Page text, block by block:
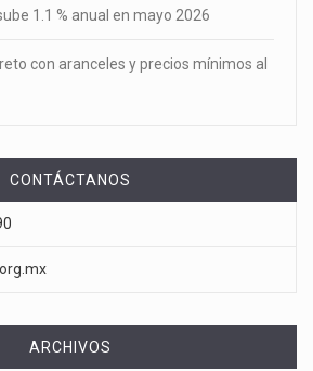
1.1 % anual en mayo 2026
con aranceles y precios mínimos al
CONTÁCTANOS
ARCHIVOS